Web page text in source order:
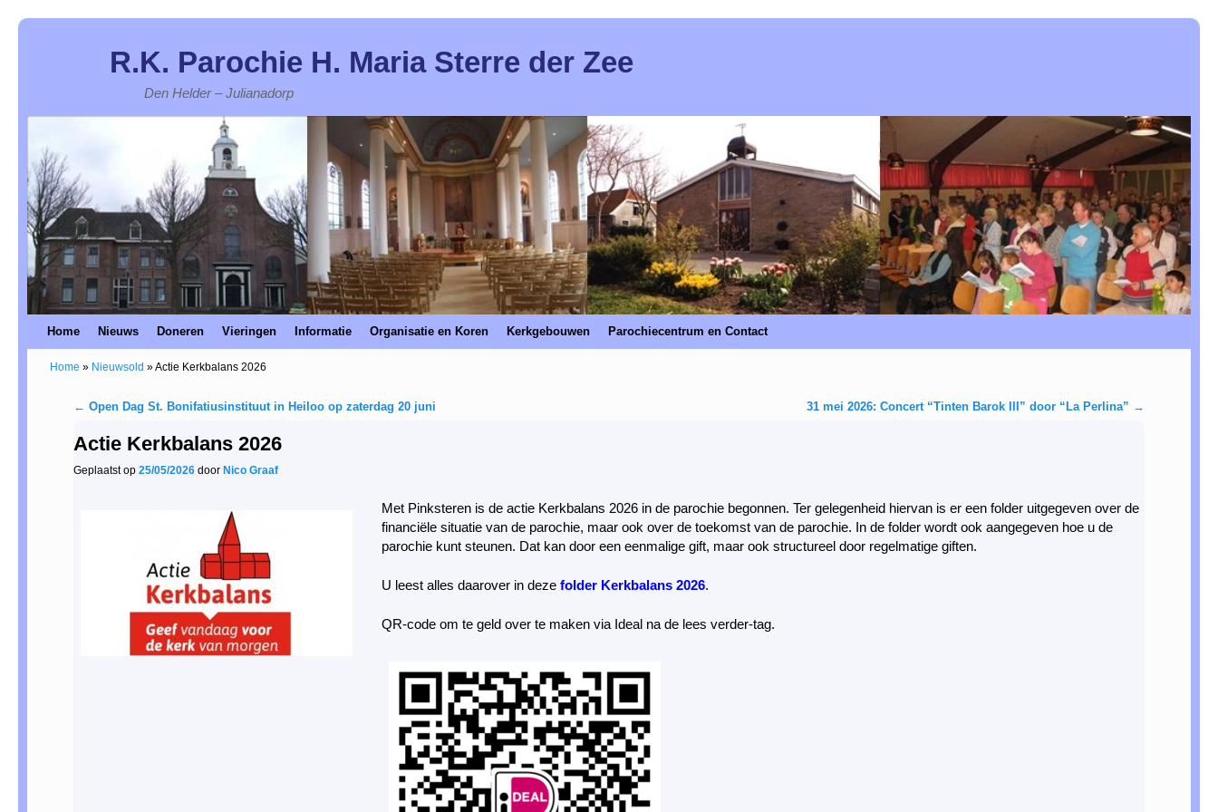
R.K. Parochie H. Maria Sterre der Zee
Den Helder – Julianadorp
Spring naar de primaire inhoud
Spring naar de secundaire inhoud
Home Nieuws Doneren Vieringen Informatie Organisatie en Koren Kerkgebouwen Parochiecentrum en Contact
Home » Nieuwsold »Actie Kerkbalans 2026
Berichtnavigatie
← Open Dag St. Bonifatiusinstituut in Heiloo op zaterdag 20 juni 31 mei 2026: Concert “Tinten Barok III” door “La Perlina” →
Actie Kerkbalans 2026
Geplaatst op25/05/2026 door Nico Graaf
Met Pinksteren is de actie Kerkbalans 2026 in de parochie begonnen. Ter gelegenheid hiervan is er een folder uitgegeven over de
financiële situatie van de parochie, maar ook over de toekomst van de parochie. In de folder wordt ook aangegeven hoe u de
parochie kunt steunen. Dat kan door een eenmalige gift, maar ook structureel door regelmatige giften.
U leest alles daarover in dezefolder Kerkbalans 2026.
QR-code om te geld over te maken via Ideal na de lees verder-tag.